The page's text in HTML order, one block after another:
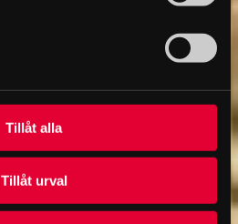
Tillåt alla
Tillåt urval